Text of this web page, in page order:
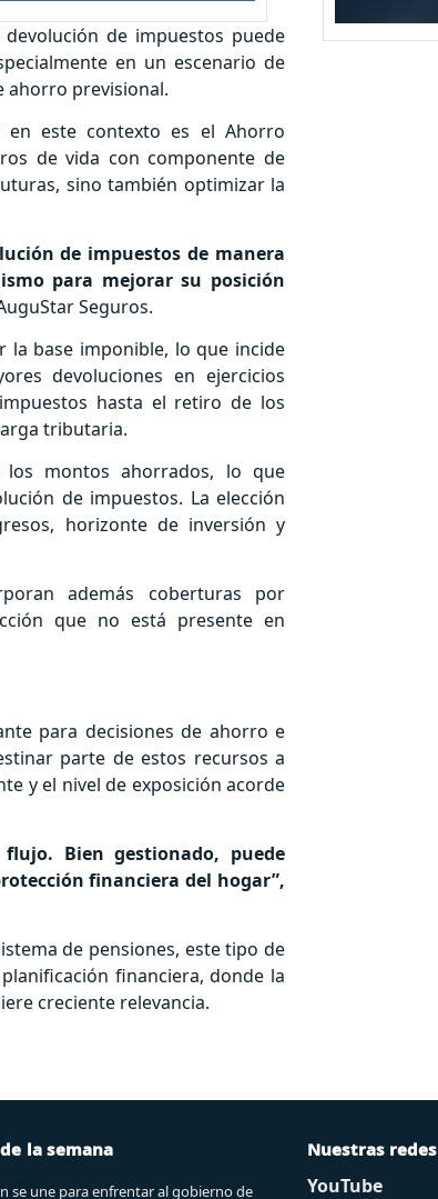
de impuestos puede
en un escenario de
ahorro previsional.
este contexto es el Ahorro
de vida con componente de
sino también optimizar la
de impuestos de manera
para mejorar su posición
Seguros.
la base imponible, lo que incide
devoluciones en ejercicios
hasta el retiro de los
tributaria.
los montos ahorrados, lo que
de impuestos. La elección
horizonte de inversión y
además coberturas por
que no está presente en
para decisiones de ahorro e
parte de estos recursos a
y el nivel de exposición acorde
Bien gestionado, puede
financiera del hogar”,
de pensiones, este tipo de
financiera, donde la
creciente relevancia.
la semana
se une para enfrentar al gobierno de
Nuestras redes
YouTube